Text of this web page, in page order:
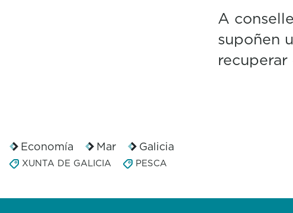
A
supoñen
Economía Mar Galicia
XUNTA DE GALICIA PESCA